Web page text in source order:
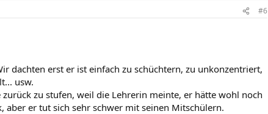
#6
dachten erst er ist einfach zu schüchtern, zu unkonzentriert,
usw.
zu stufen, weil die Lehrerin meinte, er hätte wohl noch
aber er tut sich sehr schwer mit seinen Mitschülern.